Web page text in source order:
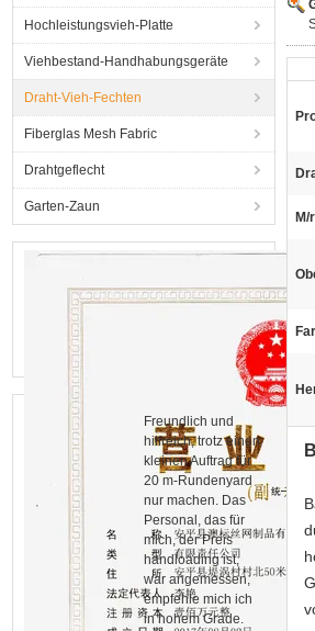
Hochleistungsvieh-Platte
Viehbestand-Handhabungsgeräte
Draht-Vieh-Fechten
Fiberglas Mesh Fabric
Drahtgeflecht
Garten-Zaun
Freundlich und
hilfreich, trotz einen
kleinen Auftrag für
20 m-Rundenyard
nur machen. Das
Personal, das für
mich, der Preis
handloading ist,
war angemessen,
empfehle mich ich
in hohem Grade.
M/